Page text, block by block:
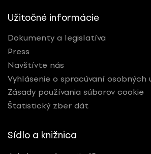
Užitočné informácie
Dokumenty a legislatíva
Press
Navštívte nás
Vyhlásenie o spracúvaní osobných
Zásady používania súborov cookie
Štatistický zber dát
Sídlo a knižnica